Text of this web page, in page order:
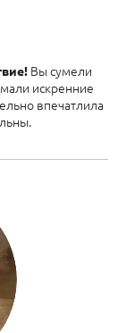
Вы сумели
искренние
впечатлила